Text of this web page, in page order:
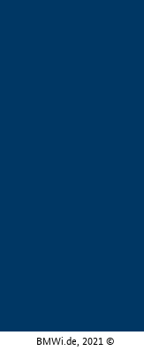
BMWi.de, 2021 ©